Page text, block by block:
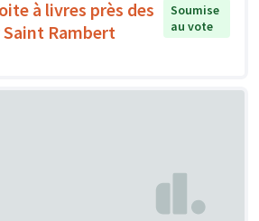
à livres près des
Rambert
Soumise
au vote